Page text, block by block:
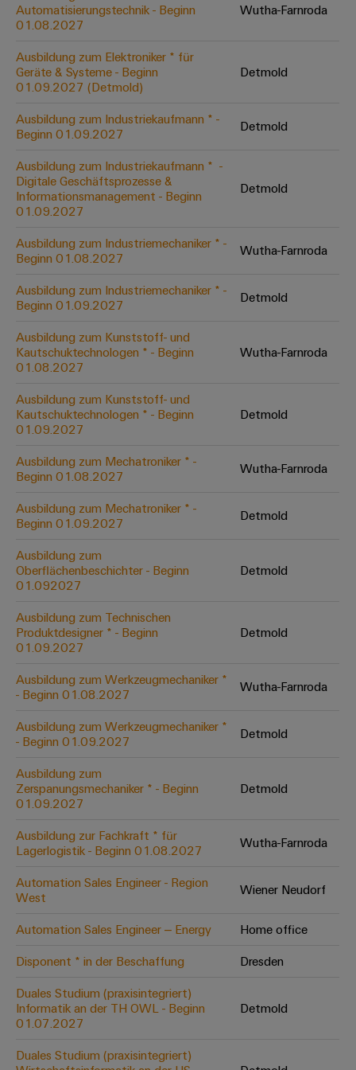
Verbindungslösungen
für
Konventionelle
Energieerzeugung
Zukunftssicherheit
für
bewährte
Maschinenbau
Lösungen
für
verschiedene
Segmente
der
und
Fabrikautomation
Öl
&
Sicherer
Betrieb
mit
Lösungen
für
Prozessindustrie
Mehr
Ressourceneffizienz
durch
Schaltschrankbau
Lösungen
die
Herausforderungen
Schaltschrankbau
Moderne
und
digitale
für
klimafreundliche
im
Schiffbau
Verbindungslösungen
die
maritime
Industrie
Wasseraufbereitung
Systeme
Lösungen
Dezentrale
Automatisierung
Lösungen
IIoT
&
Automation
Software
Industrial
Industrial
Automation
Industrial
IoT
Industrial
Security
Industrial
Service
Platform
easyConnect
Regler
Gerätehersteller
Leiterplattensteckverbinder
&
PCB
Services
Equipment
(OEM)
Elektronikgehäuse
Blitz-
und
Überspannungsschutz
PV
Feldbusverteiler
Automatisierung
&
Software
I/O-
Systeme
Industrial
Ethernet
Touch-
Panels
Engineering-
Visualisierungstools
Energiemessung
und
Smart
Metering
Weidmüller
AI
Access
&
Services
Industrial
Platform
easyConnect
Werkstatt
&
Technischer
Support
Umweltbezogene
Produktkonformität
Engineering
Daten
Technische
Produktkataloge
Reparatur
und
Ersatzteile
Trainings
Webinare
PSIRT
Digitale
Bestellmöglichkeiten
eShop
OCI-
EDI-
Schnittstelle
ALLE
SERVICES
Pressekontakt
Unsere
IIoT
and
Partner
Netzwerk
IIoT
Automation
Solution
finden
Solution
Partner
-
Systemintegratoren
Messen
&
Globale
Messen
&
Events
Offene
Ausbildungs-
und
Studienplätze
Aktuelle
Termine
Workshops
für
Schulklassen
Stellenbörse
Entwicklung
Karriere auf
neues
Distribution
Automatisierungstechnik - Beginn
01.08.2027
Wutha-Farnroda
Ausbildung zum Elektroniker * für
Geräte & Systeme - Beginn
01.09.2027 (Detmold)
Detmold
Ausbildung zum Industriekaufmann * -
Beginn 01.09.2027
Detmold
Ausbildung zum Industriekaufmann * ​ -
Digitale Geschäftsprozesse &
Informationsmanagement - Beginn
01.09.2027
Detmold
Ausbildung zum Industriemechaniker * -
Beginn 01.08.2027
Wutha-Farnroda
Ausbildung zum Industriemechaniker * -
Beginn 01.09.2027
Detmold
Ausbildung zum Kunststoff- und
Kautschuktechnologen * - Beginn
01.08.2027
Wutha-Farnroda
Ausbildung zum Kunststoff- und
Kautschuktechnologen * - Beginn
01.09.2027
Detmold
Ausbildung zum Mechatroniker * -
Beginn 01.08.2027
Wutha-Farnroda
Ausbildung zum Mechatroniker * -
Beginn 01.09.2027
Detmold
Ausbildung zum
Oberflächenbeschichter - Beginn
01.092027
Detmold
Ausbildung zum Technischen
Produktdesigner * - Beginn
01.09.2027
Detmold
Ausbildung zum Werkzeugmechaniker *
- Beginn 01.08.2027
Wutha-Farnroda
Ausbildung zum Werkzeugmechaniker *
- Beginn 01.09.2027
Detmold
Ausbildung zum
Zerspanungsmechaniker * - Beginn
01.09.2027
Detmold
Ausbildung zur Fachkraft * für
Lagerlogistik - Beginn 01.08.2027
Wutha-Farnroda
Automation Sales Engineer - Region
West
Wiener Neudorf
Automation Sales Engineer – Energy
Home office
Disponent * in der Beschaffung
Dresden
Duales Studium (praxisintegriert)
Informatik an der TH OWL - Beginn
01.07.2027
Detmold
Duales Studium (praxisintegriert)